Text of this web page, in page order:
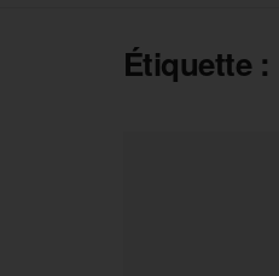
Étiquette :